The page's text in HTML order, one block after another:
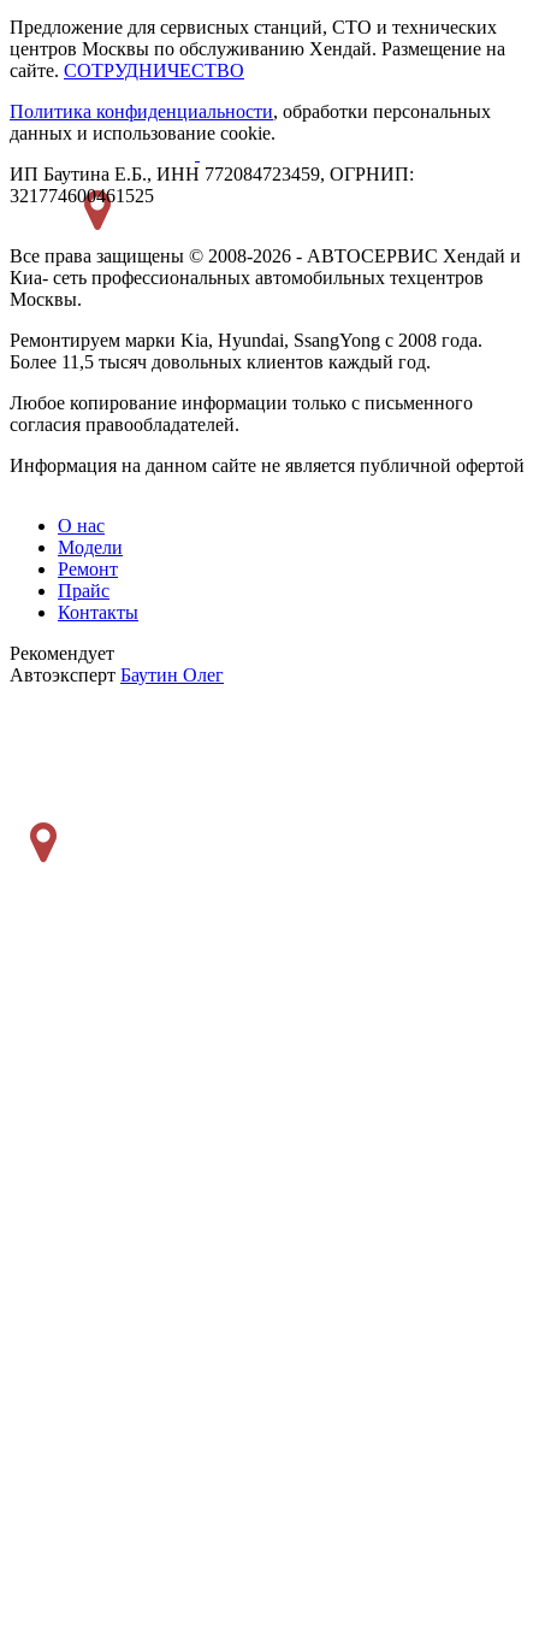
Предложение для сервисных станций, СТО и технических
центров Москвы по обслуживанию Хендай. Размещение на
сайте. СОТРУДНИЧЕСТВО
Политика конфиденциальности, обработки персональных
данных и использование cookie.
ИП Баутина Е.Б., ИНН 772084723459, ОГРНИП:
321774600461525
Все права защищены © 2008-2026 - АВТОСЕРВИС Хендай и
Киа- сеть профессиональных автомобильных техцентров
Москвы.
Ремонтируем марки Kia, Hyundai, SsangYong с 2008 года.
Более 11,5 тысяч довольных клиентов каждый год.
Любое копирование информации только с письменного
согласия правообладателей.
Информация на данном сайте не является публичной офертой
О нас
Модели
Ремонт
Прайс
Контакты
Рекомендует
Автоэксперт Баутин Олег